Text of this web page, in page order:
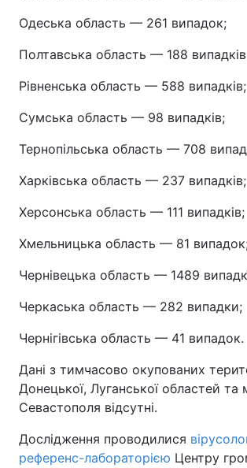
Одеська область — 261 випадок;
Полтавська область — 188
Рівненська область — 588 випадків;
Сумська область — 98 випадків;
Тернопільська область — 708
Харківська область — 237 випадків;
Херсонська область — 111 випадків;
Хмельницька область — 81
Чернівецька область — 1489
Черкаська область — 282 випадки;
Чернігівська область — 41 випадок.
Дані з тимчасово окупованих
Донецької, Луганської областей та
Севастополя відсутні.
Дослідження проводилися
референс-лабораторією Центру